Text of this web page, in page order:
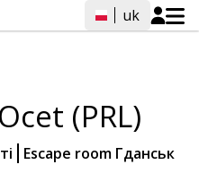
uk
(PRL)
Escape room Гданськ